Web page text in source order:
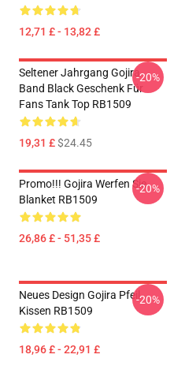
12,71 £ - 13,82 £
Seltener Jahrgang Gojira
Band Black Geschenk Für
Fans Tank Top RB1509
19,31 £$24.45
-20%
Promo!!! Gojira Werfen Sie
Blanket RB1509
26,86 £ - 51,35 £
-20%
Neues Design Gojira Pfeil
Kissen RB1509
18,96 £ - 22,91 £
-20%